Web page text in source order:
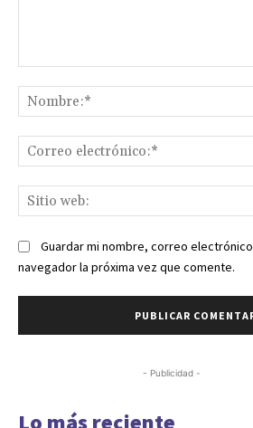
Guardar mi nombre, correo
navegador la próxima vez que comente.
- Publicidad -
Lo más reciente